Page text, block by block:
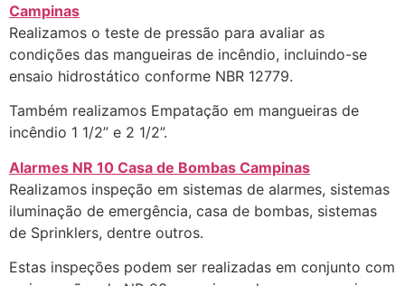
Campinas
Realizamos o teste de pressão para avaliar as
condições das mangueiras de incêndio, incluindo-se
ensaio hidrostático conforme NBR 12779.
Também realizamos Empatação em mangueiras de
incêndio 1 1/2” e 2 1/2”.
Alarmes NR 10 Casa de Bombas Campinas
Realizamos inspeção em sistemas de alarmes, sistemas
iluminação de emergência, casa de bombas, sistemas
de Sprinklers, dentre outros.
Estas inspeções podem ser realizadas em conjunto com